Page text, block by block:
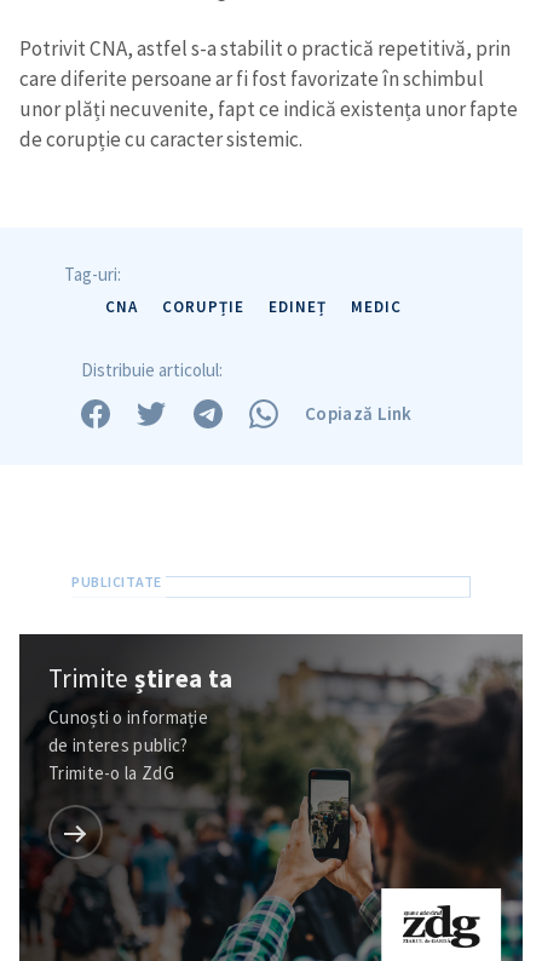
Potrivit CNA, astfel s-a stabilit o practică repetitivă, prin
care diferite persoane ar fi fost favorizate în schimbul
unor plăți necuvenite, fapt ce indică existența unor fapte
de corupție cu caracter sistemic.
Tag-uri:
CNA CORUPȚIE EDINEȚ MEDIC
Distribuie articolul:
Copiază Link
Trimiteștirea ta
Cunoști o informație
de interes public?
Trimite-o la ZdG